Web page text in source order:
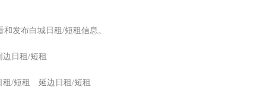
发布白城日租/短租信息。
边日租/短租
租/短租 延边日租/短租